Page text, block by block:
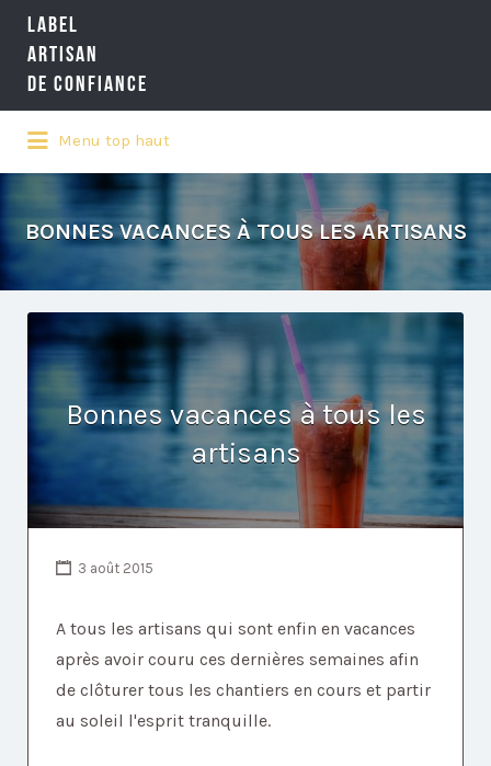
LABEL
ARTISAN
DE CONFIANCE
LA RÉFÉRENCE QUALITÉ NATIONALE
DE L'ARTISANAT
Rechercher:
Menu top haut
BONNES VACANCES À TOUS LES ARTISANS
Bonnes vacances à tous les
artisans
3 août 2015
A tous les artisans qui sont enfin en vacances
après avoir couru ces dernières semaines afin
de clôturer tous les chantiers en cours et partir
au soleil l'esprit tranquille.